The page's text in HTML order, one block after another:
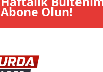
Abone Olun!